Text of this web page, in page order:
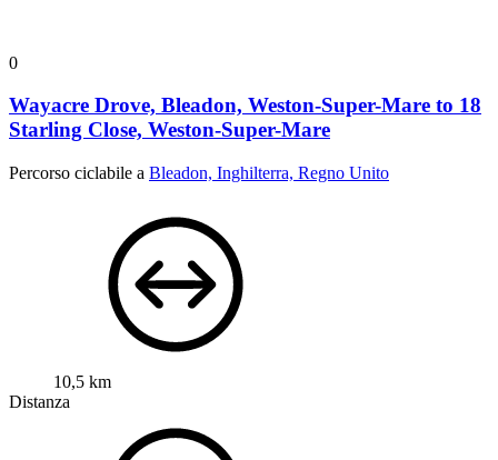
0
Wayacre Drove, Bleadon, Weston-Super-Mare to 18
Starling Close, Weston-Super-Mare
Percorso ciclabile a Bleadon, Inghilterra, Regno Unito
10,5 km
Distanza